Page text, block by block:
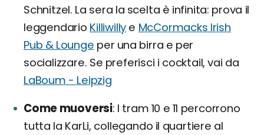
Schnitzel. La sera la scelta è infinita: prova il
leggendario Killiwilly e McCormacks Irish
Pub & Lounge per una birra e per
socializzare. Se preferisci i cocktail, vai da
LaBoum - Leipzig
Come muoversi I tram 10 e 11 percorrono
tutta la KarLi, collegando il quartiere al